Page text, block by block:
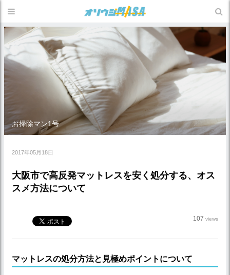
お掃除マン1号
2017年05月18日
大阪市で高反発マットレスを安く処分する、オス
スメ方法について
107 views
マットレスの処分方法と見極めポイントについて